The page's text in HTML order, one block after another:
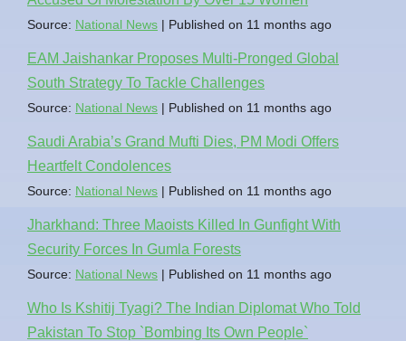
Source: National News Published on 11 months ago
EAM Jaishankar Proposes Multi-Pronged Global
South Strategy To Tackle Challenges
Source: National News Published on 11 months ago
Saudi Arabia’s Grand Mufti Dies, PM Modi Offers
Heartfelt Condolences
Source: National News Published on 11 months ago
Jharkhand: Three Maoists Killed In Gunfight With
Security Forces In Gumla Forests
Source: National News Published on 11 months ago
Who Is Kshitij Tyagi? The Indian Diplomat Who Told
Pakistan To Stop `Bombing Its Own People`